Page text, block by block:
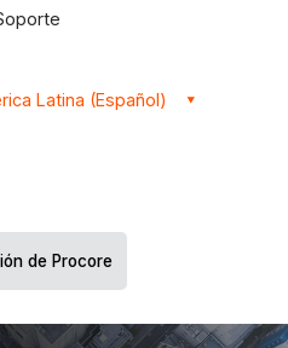
Latina (Español)
de Procore